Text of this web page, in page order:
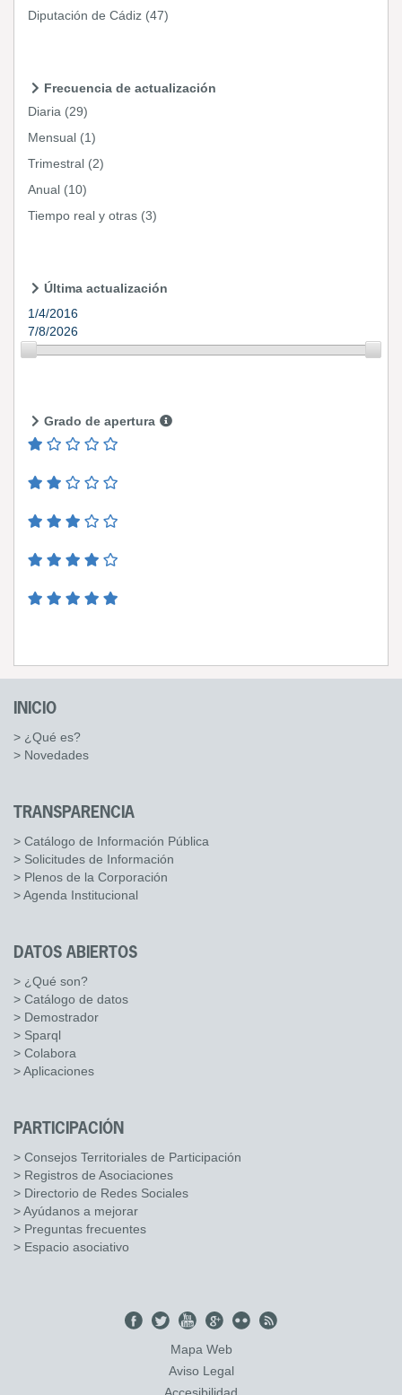
Diputación de Cádiz (47)
Frecuencia de actualización
Diaria (29)
Mensual (1)
Trimestral (2)
Anual (10)
Tiempo real y otras (3)
Última actualización
1/4/2016
7/8/2026
Grado de apertura
INICIO
> ¿Qué es?
> Novedades
TRANSPARENCIA
> Catálogo de Información Pública
> Solicitudes de Información
> Plenos de la Corporación
> Agenda Institucional
DATOS ABIERTOS
> ¿Qué son?
> Catálogo de datos
> Demostrador
> Sparql
> Colabora
> Aplicaciones
PARTICIPACIÓN
> Consejos Territoriales de Participación
> Registros de Asociaciones
> Directorio de Redes Sociales
> Ayúdanos a mejorar
> Preguntas frecuentes
> Espacio asociativo
Mapa Web
Aviso Legal